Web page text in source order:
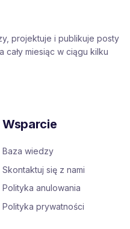
projektuje i publikuje posty
cały miesiąc w ciągu kilku
Wsparcie
Baza wiedzy
Skontaktuj się z nami
Polityka anulowania
Polityka prywatności